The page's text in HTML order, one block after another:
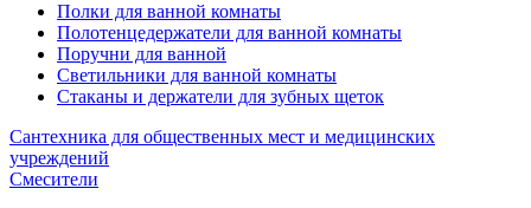
Полки для ванной комнаты
Полотенцедержатели для ванной комнаты
Поручни для ванной
Светильники для ванной комнаты
Стаканы и держатели для зубных щеток
Сантехника для общественных мест и медицинских
учреждений
Смесители